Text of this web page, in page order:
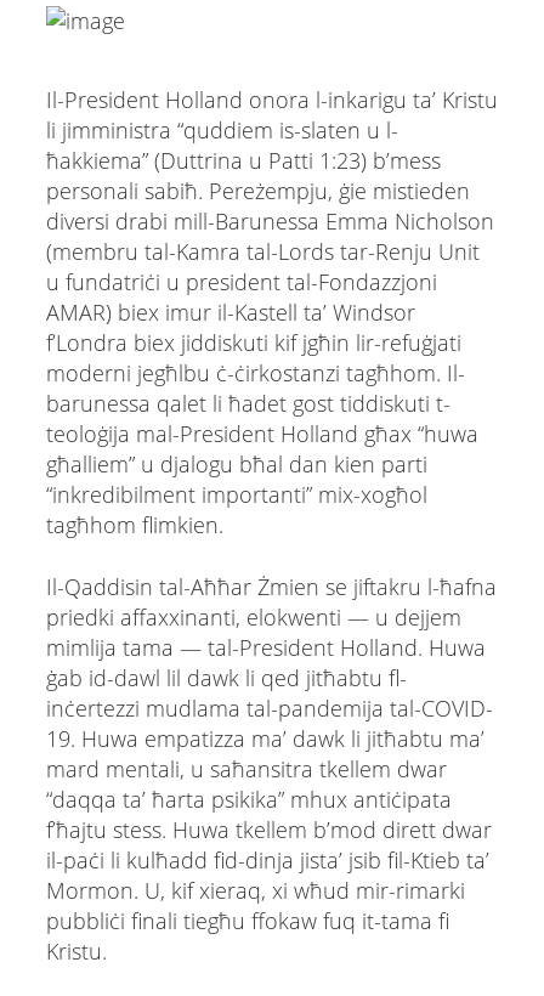
Il-President Holland onora l-inkarigu ta’ Kristu
li jimministra “quddiem is-slaten u l-
ħakkiema” (Duttrina u Patti 1:23) b’mess
personali sabiħ. Pereżempju, ġie mistieden
diversi drabi mill-Barunessa Emma Nicholson
(membru tal-Kamra tal-Lords tar-Renju Unit
u fundatriċi u president tal-Fondazzjoni
AMAR) biex imur il-Kastell ta’ Windsor
f’Londra biex jiddiskuti kif jgħin lir-refuġjati
moderni jegħlbu ċ-ċirkostanzi tagħhom. Il-
barunessa qalet li ħadet gost tiddiskuti t-
teoloġija mal-President Holland għax “huwa
għalliem” u djalogu bħal dan kien parti
“inkredibilment importanti” mix-xogħol
tagħhom flimkien.
Il-Qaddisin tal-Aħħar Żmien se jiftakru l-ħafna
priedki affaxxinanti, elokwenti — u dejjem
mimlija tama — tal-President Holland. Huwa
ġab id-dawl lil dawk li qed jitħabtu fl-
inċertezzi mudlama tal-pandemija tal-COVID-
19. Huwa empatizza ma’ dawk li jitħabtu ma’
mard mentali, u saħansitra tkellem dwar
“daqqa ta’ ħarta psikika” mhux antiċipata
f’ħajtu stess. Huwa tkellem b’mod dirett dwar
il-paċi li kulħadd fid-dinja jista’ jsib fil-Ktieb ta’
Mormon. U, kif xieraq, xi wħud mir-rimarki
pubbliċi finali tiegħu ffokaw fuq it-tama fi
Kristu.